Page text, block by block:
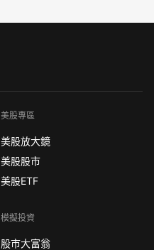
美股專區
美股放大鏡
美股股市
美股ETF
模擬投資
股市大富翁